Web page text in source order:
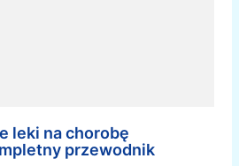
leki na chorobę
przewodnik